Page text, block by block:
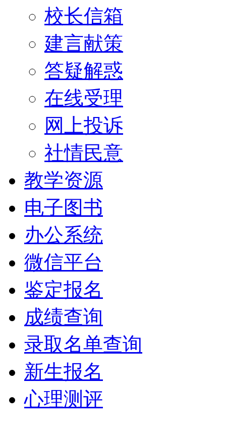
校长信箱
建言献策
答疑解惑
在线受理
网上投诉
社情民意
教学资源
电子图书
办公系统
微信平台
鉴定报名
成绩查询
录取名单查询
新生报名
心理测评